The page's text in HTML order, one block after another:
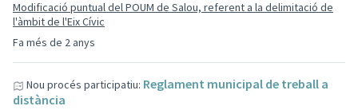
Fa més de 2 anys
Modificació puntual del POUM de Salou, referent a la delimitació de
l'àmbit de l'Eix Cívic
Nou procés participatiu: Reglament municipal de treball a
distància